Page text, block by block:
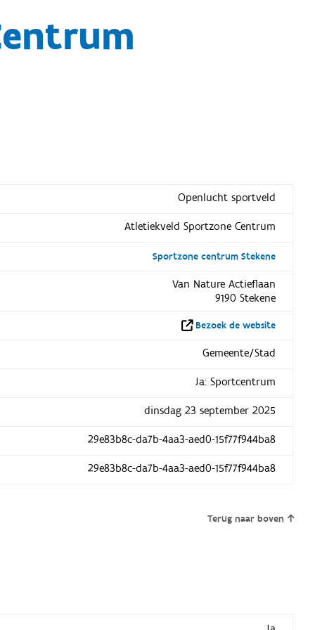
Openlucht sportveld
Atletiekveld Sportzone Centrum
Sportzone centrum Stekene
Van Nature Actieflaan
9190 Stekene
Bezoek de website
Gemeente/Stad
Ja: Sportcentrum
dinsdag 23 september 2025
29e83b8c-da7b-4aa3-aed0-15f77f944ba8
29e83b8c-da7b-4aa3-aed0-15f77f944ba8
Terug naar boven